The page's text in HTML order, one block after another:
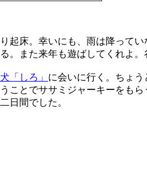
起床。幸いにも、雨は降って
。また来年も遊ばしてくれよ。
「しろ」 に会いに行く。ちょ
ことでササミジャーキーをも
日間でした。